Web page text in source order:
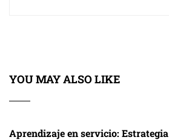
YOU MAY ALSO LIKE
Aprendizaje en servicio: